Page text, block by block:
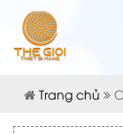
Trang chủ